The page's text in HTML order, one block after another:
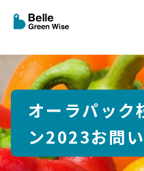
オーラパック
ン2023お問